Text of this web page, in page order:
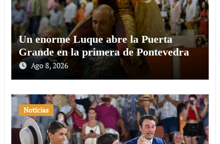
Un enorme Luque abre la Puerta
Grande en la primera de Pontevedra
Ago 8, 2026
Noticias